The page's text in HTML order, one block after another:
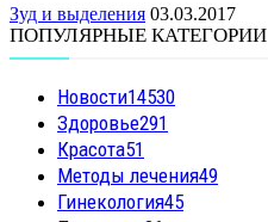
Зуд и выделения 03.03.2017
ПОПУЛЯРНЫЕ КАТЕГОРИИ
Новости14530
Здоровье291
Красота51
Методы лечения49
Гинекология45